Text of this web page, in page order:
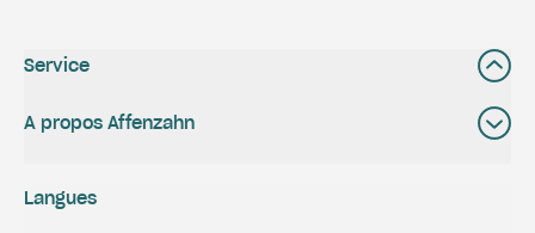
Service
A propos Affenzahn
Langues